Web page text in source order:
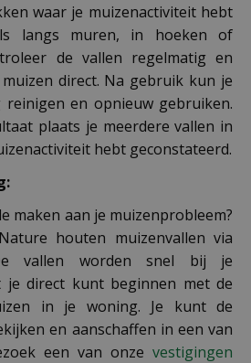
waar je muizenactiviteit hebt
langs muren, in hoeken of
de vallen regelmatig en
direct. Na gebruik kun je
reinigen en opnieuw gebruiken.
plaats je meerdere vallen in
hebt geconstateerd.
maken aan je muizenprobleem?
houten muizenvallen via
vallen worden snel bij je
je direct kunt beginnen met de
in je woning. Je kunt de
en aanschaffen in een van
een van onze vestigingen